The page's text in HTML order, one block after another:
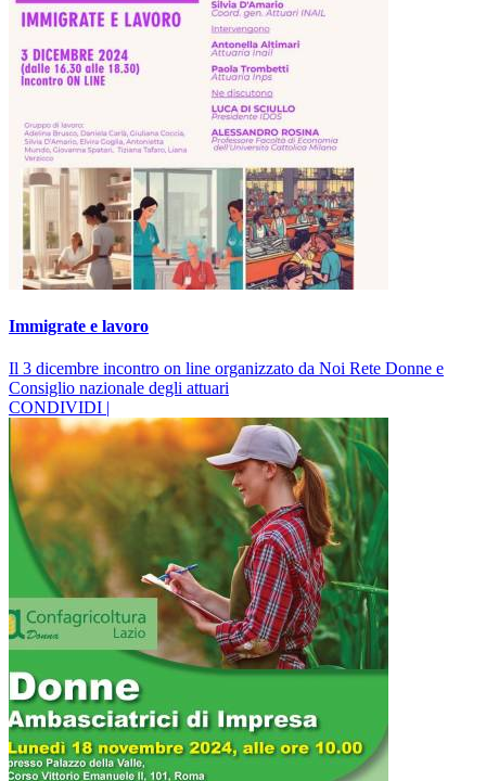
Immigrate e lavoro
Il 3 dicembre incontro on line organizzato da Noi Rete Donne e
Consiglio nazionale degli attuari
CONDIVIDI |